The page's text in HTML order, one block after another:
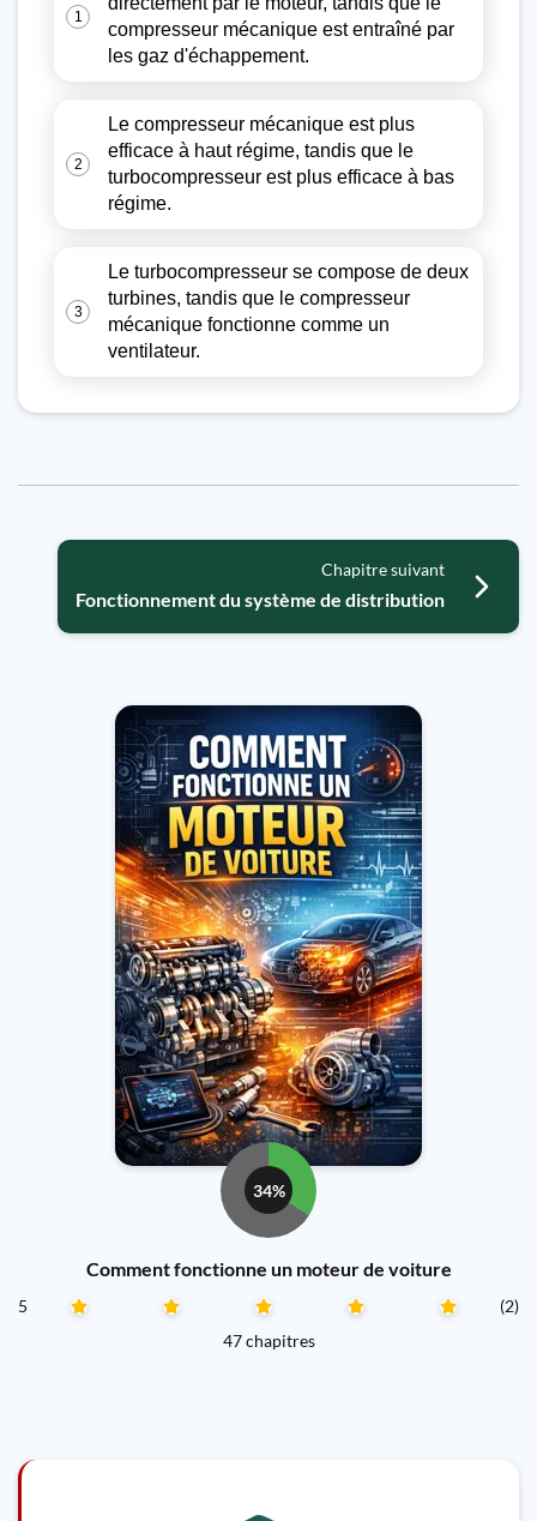
1
compresseur mécanique est entraîné par
les gaz d'échappement.
2
Le compresseur mécanique est plus
efficace à haut régime, tandis que le
turbocompresseur est plus efficace à bas
régime.
3
Le turbocompresseur se compose de deux
turbines, tandis que le compresseur
mécanique fonctionne comme un
ventilateur.
Chapitre suivant
Fonctionnement du système de distribution
34%
Comment fonctionne un moteur de voiture
5
(2)
47 chapitres